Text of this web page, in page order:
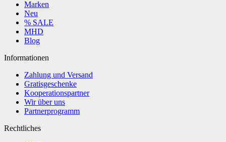
Marken
Neu
% SALE
MHD
Blog
Informationen
Zahlung und Versand
Gratisgeschenke
Kooperationspartner
Wir über uns
Partnerprogramm
Rechtliches